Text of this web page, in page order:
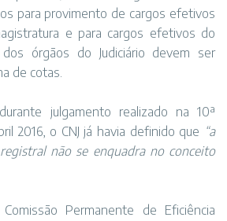
para provimento de cargos efetivos
e para cargos efetivos do
órgãos do Judiciário devem ser
de cotas.
julgamento realizado na 10ª
2016, o CNJ já havia definido que “a
não se enquadra no conceito
Permanente de Eficiência